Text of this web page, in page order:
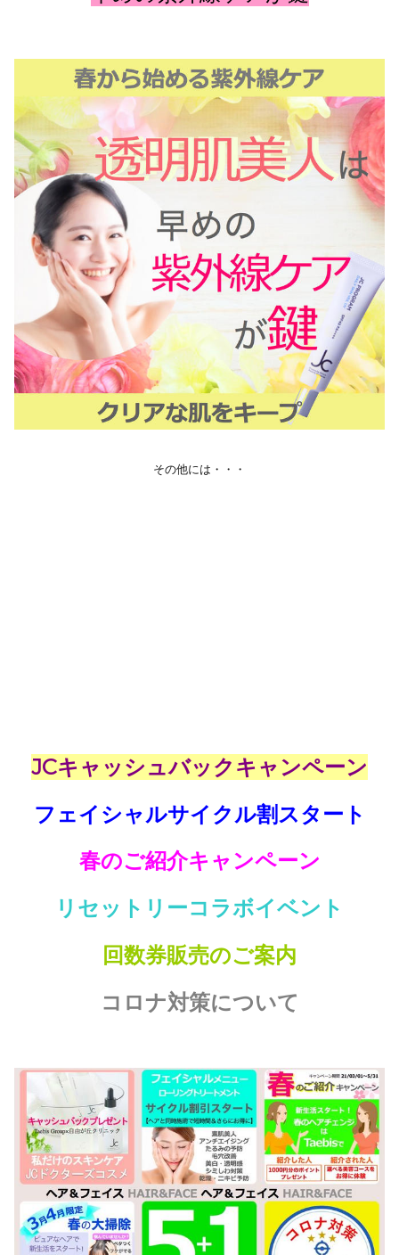
その他には・・・
JCキャッシュバックキャンペーン
フェイシャルサイクル割スタート
春のご紹介キャンペーン
リセットリーコラボイベント
回数券販売のご案内
コロナ対策について